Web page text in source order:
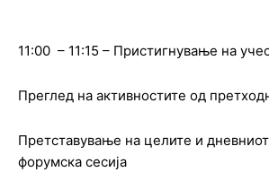
11:00 – 11:15 – Пристигнување на
Преглед на активностите од
Претставување на целите и
форумска сесија